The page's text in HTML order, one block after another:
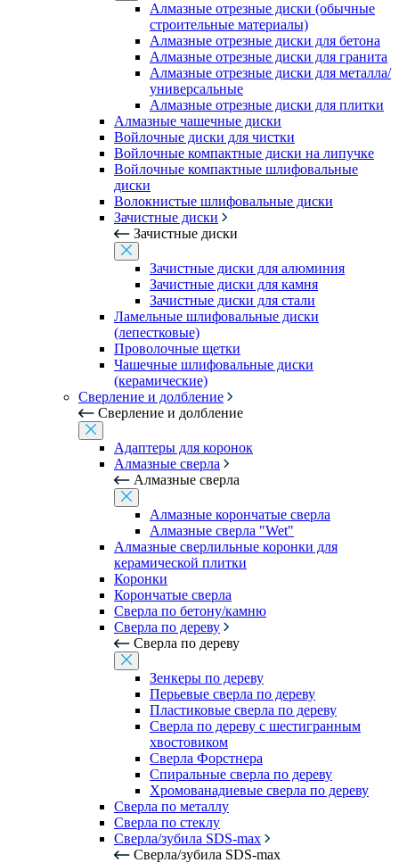
Алмазные отрезные диски (обычные
строительные материалы)
Алмазные отрезные диски для бетона
Алмазные отрезные диски для гранита
Алмазные отрезные диски для металла/
универсальные
Алмазные отрезные диски для плитки
Алмазные чашечные диски
Войлочные диски для чистки
Войлочные компактные диски на липучке
Войлочные компактные шлифовальные
диски
Волокнистые шлифовальные диски
Зачистные диски
Зачистные диски
Зачистные диски для алюминия
Зачистные диски для камня
Зачистные диски для стали
Ламельные шлифовальные диски
(лепестковые)
Проволочные щетки
Чашечные шлифовальные диски
(керамические)
Сверление и долбление
Сверление и долбление
Адаптеры для коронок
Алмазные сверла
Алмазные сверла
Алмазные корончатые сверла
Алмазные сверла "Wet"
Алмазные сверлильные коронки для
керамической плитки
Коронки
Корончатые сверла
Сверла по бетону/камню
Сверла по дереву
Сверла по дереву
Зенкеры по дереву
Перьевые сверла по дереву
Пластиковые сверла по дереву
Сверла по дереву с шестигранным
хвостовиком
Сверла Форстнера
Спиральные сверла по дереву
Хромованадиевые сверла по дереву
Сверла по металлу
Сверла по стеклу
Сверла/зубила SDS-max
Сверла/зубила SDS-max